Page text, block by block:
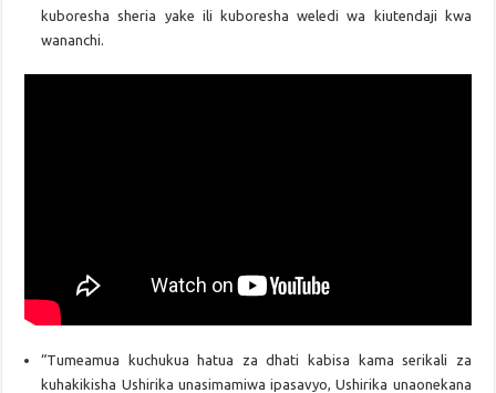
kuboresha sheria yake ili kuboresha weledi wa kiutendaji kwa
wananchi.
“Tumeamua kuchukua hatua za dhati kabisa kama serikali za
kuhakikisha Ushirika unasimamiwa ipasavyo, Ushirika unaonekana